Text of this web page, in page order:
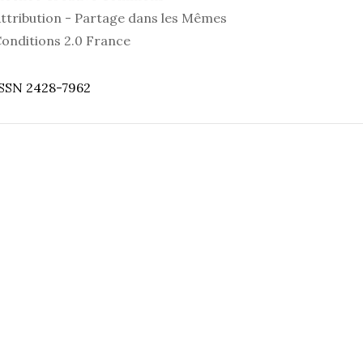
- Partage dans les Mêmes
2.0 France
2428-7962